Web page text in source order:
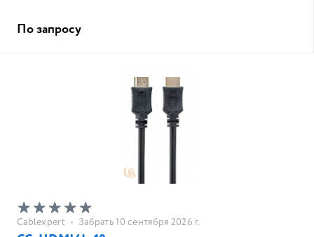
По запросу
Cablexpert • Забрать 10 сентября 2026 г.